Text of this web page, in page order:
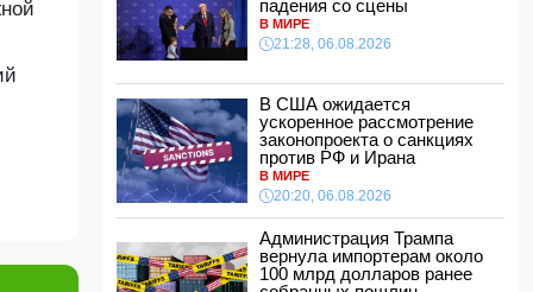
21:16, 06.08.2026
Такер Карлсон обвинил руководство США во
21:00, 06.08.2026
Названо лучшее сочетание для защиты
сердца и сосудов
20:48, 06.08.2026
Салах официально стал игроком
"Трабзонспора": раскрыты детали контракта
В США ожидается ускоренное рассмотрение
законопроекта о санкциях против РФ и Ирана
падения со сцены
В МИРЕ
21:28, 06.08.2026
В США ожидается
ускоренное рассмотрение
законопроекта о санкциях
против РФ и Ирана
В МИРЕ
20:20, 06.08.2026
Администрация Трампа
вернула импортерам около
100 млрд долларов ранее